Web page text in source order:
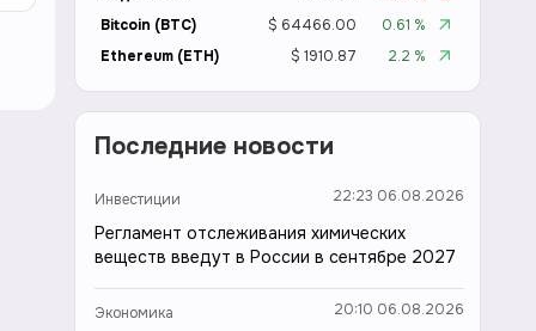
Bitcoin (BTC)
$ 64466.00
0.61 %
Ethereum (ETH)
$ 1910.87 2.2 %
Последние новости
Инвестиции 22:23 06.08.2026
Регламент отслеживания химических
веществ введут в России в сентябре 2027
Экономика 20:10 06.08.2026